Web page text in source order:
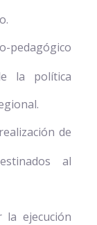
pedagógico
la política
de
al
la ejecución